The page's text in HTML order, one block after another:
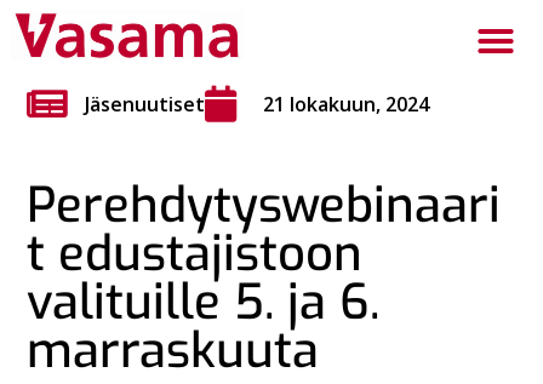
Jäsenuutiset 21 lokakuun, 2024
Perehdytyswebinaari
t edustajistoon
valituille 5. ja 6.
marraskuuta